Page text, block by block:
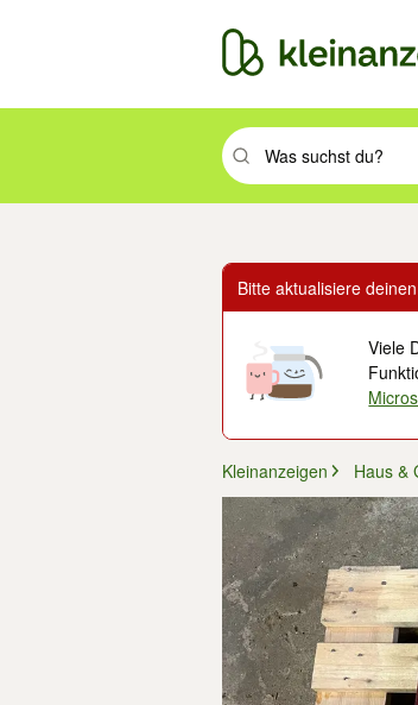
Suchbegriff eingeben.
Bitte aktualisiere
Viele
Kleinanzeigen Haus &